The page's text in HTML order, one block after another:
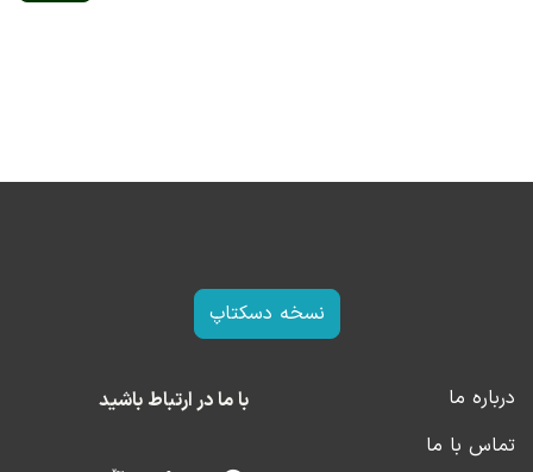
نسخه دسکتاپ
درباره ما
تماس با ما
با ما در ارتباط باشید